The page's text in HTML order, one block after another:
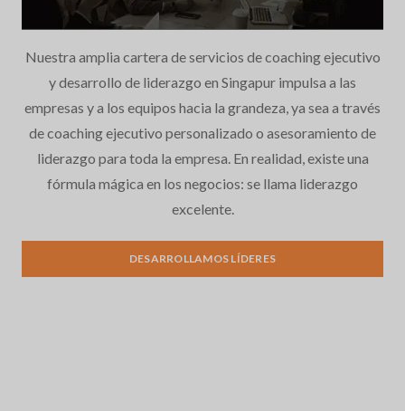
Desarrollo del liderazgo
Nuestra amplia cartera de servicios de coaching ejecutivo
y desarrollo de liderazgo en Singapur impulsa a las
empresas y a los equipos hacia la grandeza, ya sea a través
de coaching ejecutivo personalizado o asesoramiento de
liderazgo para toda la empresa. En realidad, existe una
fórmula mágica en los negocios: se llama liderazgo
excelente.
DESARROLLAMOS LÍDERES